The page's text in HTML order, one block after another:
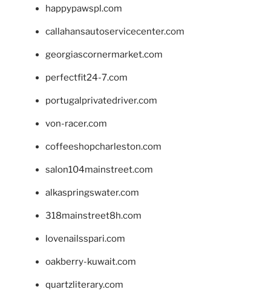
happypawspl.com
callahansautoservicecenter.com
georgiascornermarket.com
perfectfit24-7.com
portugalprivatedriver.com
von-racer.com
coffeeshopcharleston.com
salon104mainstreet.com
alkaspringswater.com
318mainstreet8h.com
lovenailsspari.com
oakberry-kuwait.com
quartzliterary.com